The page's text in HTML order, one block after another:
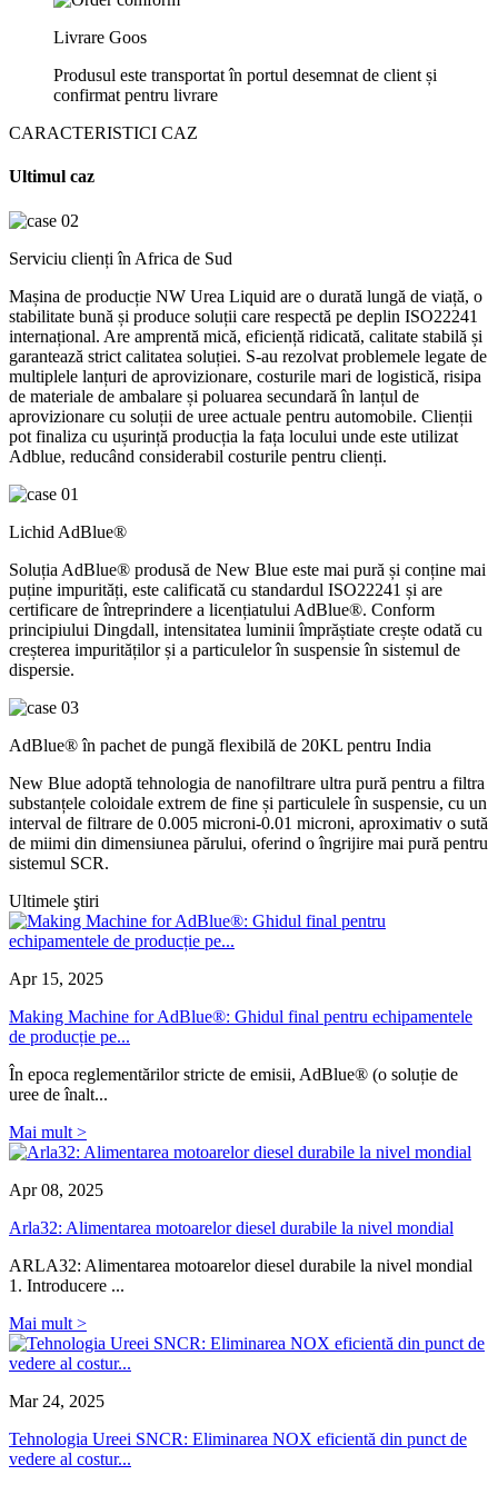
Livrare Goos
Produsul este transportat în portul desemnat de client și
confirmat pentru livrare
CARACTERISTICI CAZ
Ultimul caz
Serviciu clienți în Africa de Sud
Mașina de producție NW Urea Liquid are o durată lungă de viață, o
stabilitate bună și produce soluții care respectă pe deplin ISO22241
internațional. Are amprentă mică, eficiență ridicată, calitate stabilă și
garantează strict calitatea soluției. S-au rezolvat problemele legate de
multiplele lanțuri de aprovizionare, costurile mari de logistică, risipa
de materiale de ambalare și poluarea secundară în lanțul de
aprovizionare cu soluții de uree actuale pentru automobile. Clienții
pot finaliza cu ușurință producția la fața locului unde este utilizat
Adblue, reducând considerabil costurile pentru clienți.
Lichid AdBlue®
Soluția AdBlue® produsă de New Blue este mai pură și conține mai
puține impurități, este calificată cu standardul ISO22241 și are
certificare de întreprindere a licențiatului AdBlue®. Conform
principiului Dingdall, intensitatea luminii împrăștiate crește odată cu
creșterea impurităților și a particulelor în suspensie în sistemul de
dispersie.
AdBlue® în pachet de pungă flexibilă de 20KL pentru India
New Blue adoptă tehnologia de nanofiltrare ultra pură pentru a filtra
substanțele coloidale extrem de fine și particulele în suspensie, cu un
interval de filtrare de 0.005 microni-0.01 microni, aproximativ o sută
de miimi din dimensiunea părului, oferind o îngrijire mai pură pentru
sistemul SCR.
Ultimele ştiri
Apr 15, 2025
Making Machine for AdBlue®: Ghidul final pentru echipamentele
de producție pe...
În epoca reglementărilor stricte de emisii, AdBlue® (o soluție de
uree de înalt...
Mai mult >
Apr 08, 2025
Arla32: Alimentarea motoarelor diesel durabile la nivel mondial
ARLA32: Alimentarea motoarelor diesel durabile la nivel mondial
1. Introducere ...
Mai mult >
Mar 24, 2025
Tehnologia Ureei SNCR: Eliminarea NOX eficientă din punct de
vedere al costur...